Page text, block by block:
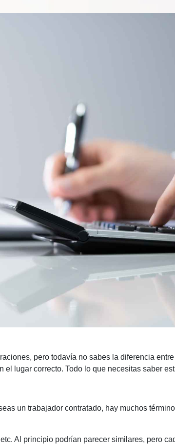
pero todavía no sabes la diferencia
el lugar correcto. Todo lo que necesitas saber
un trabajador contratado, hay muchos
Al principio podrían parecer similares, pero